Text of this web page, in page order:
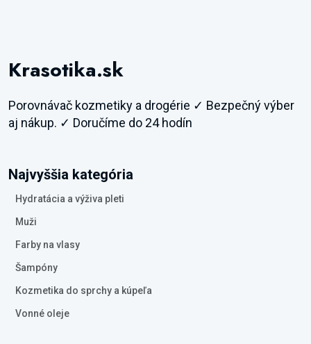
Krasotika.sk
Porovnávač kozmetiky a drogérie ✓ Bezpečný výber
aj nákup. ✓ Doručíme do 24 hodín
Najvyššia kategória
Hydratácia a výživa pleti
Muži
Farby na vlasy
Šampóny
Kozmetika do sprchy a kúpeľa
Vonné oleje